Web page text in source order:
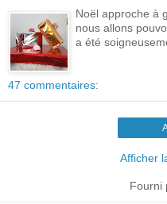
Noël approche à
nous allons
a été
47 commentaires:
Afficher
Fourni